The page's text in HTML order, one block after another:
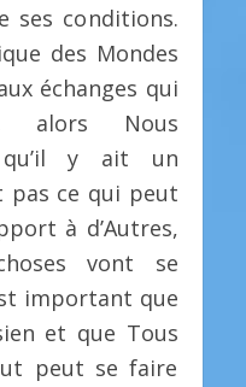
ses conditions.
des Mondes
échanges qui
alors Nous
qu’il y ait un
pas ce qui peut
à d’Autres,
vont se
important que
et que Tous
peut se faire